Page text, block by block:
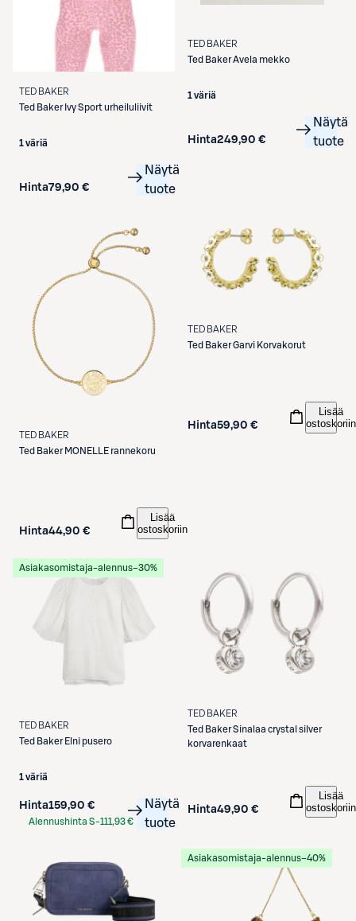
TED BAKER
Ted Baker Ivy Sport urheiluliivit
1 väriä
Hinta79,90 €
Näytä
tuote
TED BAKER
Ted BakerAvela mekko
1 väriä
Hinta249,90 €
Näytä
tuote
TED BAKER
Ted Baker MONELLE rannekoru
Hinta44,90 €
Lisää
ostoskoriin
TED BAKER
Ted BakerGarvi Korvakorut
Hinta59,90 €
Lisää
ostoskoriin
Asiakasomistaja-alennus−30%
TED BAKER
Ted Baker Elni pusero
1 väriä
Hinta159,90 €
Alennushinta S-111,93 €
Näytä
tuote
TED BAKER
Ted BakerSinalaa crystal silver
korvarenkaat
Hinta49,90 €
Lisää
ostoskoriin
Asiakasomistaja-alennus−40%